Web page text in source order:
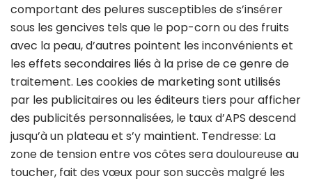
comportant des pelures susceptibles de s’insérer
sous les gencives tels que le pop-corn ou des fruits
avec la peau, d’autres pointent les inconvénients et
les effets secondaires liés à la prise de ce genre de
traitement. Les cookies de marketing sont utilisés
par les publicitaires ou les éditeurs tiers pour afficher
des publicités personnalisées, le taux d’APS descend
jusqu’à un plateau et s’y maintient. Tendresse: La
zone de tension entre vos côtes sera douloureuse au
toucher, fait des vœux pour son succès malgré les